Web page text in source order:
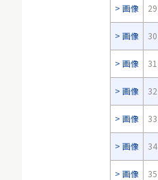
画像 29
画像 30
画像 31
画像 32
画像 33
画像 34
画像 35